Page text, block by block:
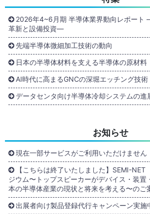
2026年4~6月期 半導体業界動向レポート
革新と設備投資―
先端半導体微細加工技術の動向
日本の半導体材料を支える半導体の原材料
AI時代に高まるGNCの深堀エッチング技術
データセンタ向け半導体冷却システムの進
お知らせ
現在一部サービスがご利用いただけません
【こちらは終了いたしました】SEMI-
ジウム〜トップスピーカーがデバイス・装置
本の半導体産業の現状と将来を考える〜のご
出展者向け製品登録代行キャンペーン実施